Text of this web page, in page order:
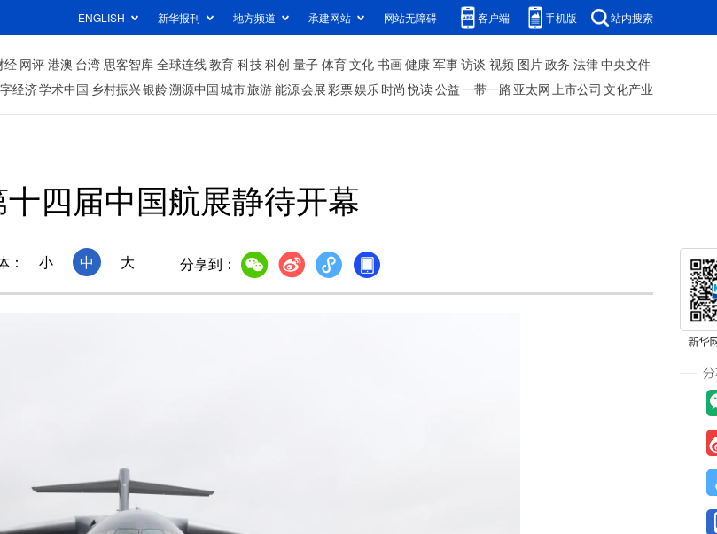
ENGLISH 新华报刊 地方频道 承建网站 网站无障碍 客户端 手机版 站内搜索
经 网评 港澳 台湾 思客智库 全球连线教育 科技科创 量子 体育文化 书画健康 军事访谈 视频 图片政务 法律中央文件
经济学术中国 乡村振兴银龄溯源中国城市旅游能源会展彩票娱乐时尚 悦读公益一带一路 亚太网上市公司 文化产业
十四届中国航展静待开幕
： 小 中 大 分享到：